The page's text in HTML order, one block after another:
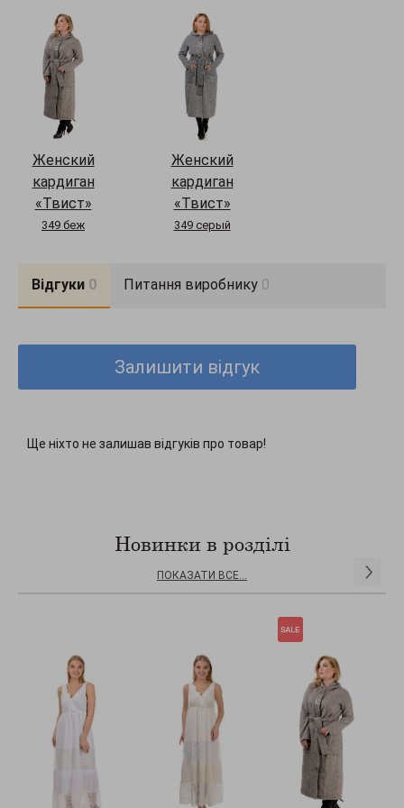
функциональны и удобны. Капюшон красиво выкладывается на
спинке. Благодаря своему фасону и особой ткани, кардиган
"Твист" в своих "теплых объятьях" защитит Вас от ненастья и
ветра и прохладную погоду. Длина рукава 63-65 см, длина
изделия 120-122 см.
Женский
кардиган
«Твист»
349 беж
Женский
кардиган
«Твист»
349 серый
Відгуки 0 Питання виробнику 0
Залишити відгук
Ще ніхто не залишав відгуків про товар!
Новинки в розділі
ПОКАЗАТИ ВСЕ...